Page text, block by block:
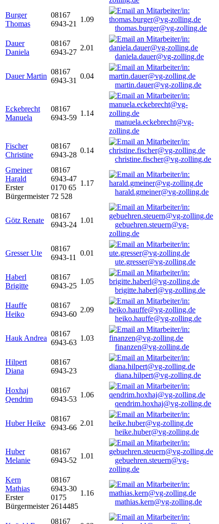
Burger
Thomas
08167
6943-21
1.09
thomas.burger@vg-zolling.de
Dauer
Daniela
08167
6943-27
2.01
daniela.dauer@vg-zolling.de
Dauer Martin
08167
6943-31
0.04
martin.dauer@vg-zolling.de
Eckebrecht
Manuela
08167
6943-59
1.14
manuela.eckebrecht@vg-
zolling.de
Fischer
Christine
08167
6943-28
0.14
christine.fischer@vg-zolling.de
Gmeiner
Harald
Erster
Bürgermeister
08167
6943-47
0170 65
72 528
1.17
harald.gmeiner@vg-zolling.de
Götz Renate
08167
6943-24
1.01
gebuehren.steuern@vg-
zolling.de
Gresser Ute
08167
6943-11
0.01
ute.gresser@vg-zolling.de
Haberl
Brigitte
08167
6943-25
1.05
brigitte.haberl@vg-zolling.de
Hauffe
Heiko
08167
6943-60
2.09
heiko.hauffe@vg-zolling.de
Hauk Andrea
08167
6943-63
1.03
finanzen@vg-zolling.de
Hilpert
Diana
08167
6943-23
diana.hilpert@vg-zolling.de
Hoxhaj
Qendrim
08167
6943-53
1.06
qendrim.hoxhaj@vg-zolling.de
Huber Heike
08167
6943-66
2.01
heike.huber@vg-zolling.de
Huber
Melanie
08167
6943-52
1.01
gebuehren.steuern@vg-
zolling.de
Kern
Mathias
Erster
Bürgermeister
08167
6943-30
0175
2614485
1.16
mathias.kern@vg-zolling.de
08167